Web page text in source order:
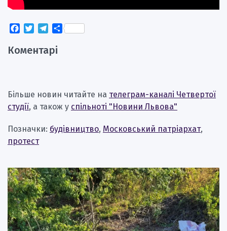
Facebook
TwitterTelegram
Поділитися
Коментарі
Більше новин читайте на телеграм-каналі Четвертої
студії, а також у спільноті "Новини Львова"
Позначки: будівництво, Московський патріархат,
протест